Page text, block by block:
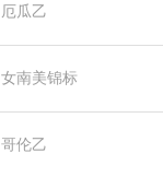
厄瓜乙
女南美锦标
哥伦乙